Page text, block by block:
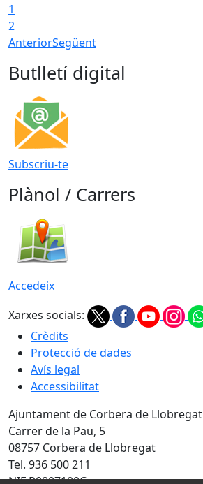
1
2
AnteriorSegüent
Butlletí digital
Subscriu-te
Plànol / Carrers
Accedeix
Xarxes socials:
Crèdits
Protecció de dades
Avís legal
Accessibilitat
Ajuntament de Corbera de Llobregat
Carrer de la Pau, 5
08757 Corbera de Llobregat
Tel. 936 500 211